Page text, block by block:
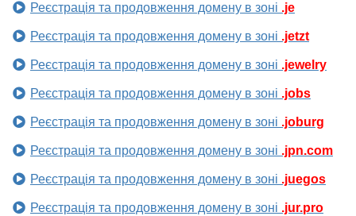
Реєстрація та продовження домену в зоні .je
Реєстрація та продовження домену в зоні .jetzt
Реєстрація та продовження домену в зоні .jewelry
Реєстрація та продовження домену в зоні .jobs
Реєстрація та продовження домену в зоні .joburg
Реєстрація та продовження домену в зоні .jpn.com
Реєстрація та продовження домену в зоні .juegos
Реєстрація та продовження домену в зоні .jur.pro